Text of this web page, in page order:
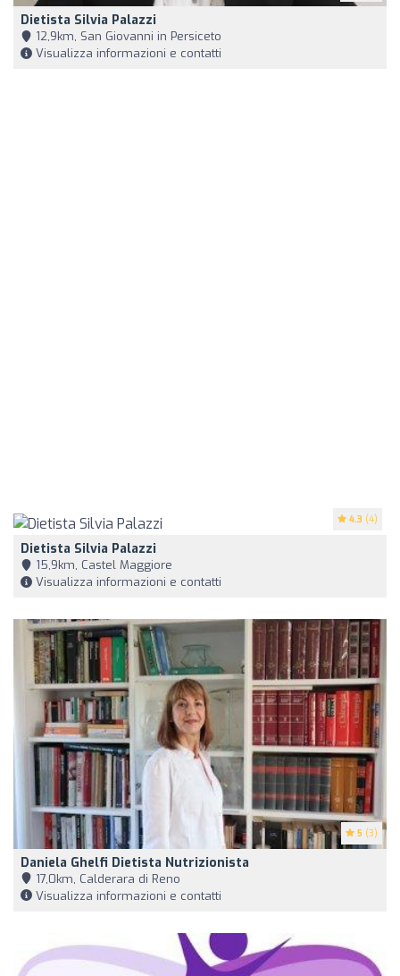
Dietista Silvia Palazzi
12,9km, San Giovanni in Persiceto
Visualizza informazioni e contatti
4.3 (4)
Dietista Silvia Palazzi
15,9km, Castel Maggiore
Visualizza informazioni e contatti
5 (3)
Daniela Ghelfi Dietista Nutrizionista
17,0km, Calderara di Reno
Visualizza informazioni e contatti